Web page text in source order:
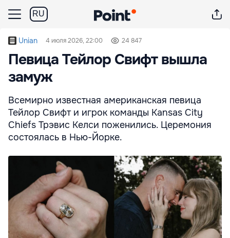
RU
Unian 4 июля 2026, 22:00 24 847
Певица Тейлор Свифт вышла
замуж
Всемирно известная американская певица
Тейлор Свифт и игрок команды Kansas City
Chiefs Трэвис Келси поженились. Церемония
состоялась в Нью-Йорке.